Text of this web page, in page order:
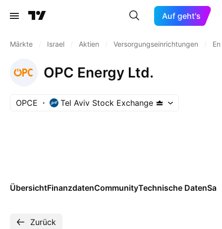
Auf geht's
Märkte Israel Aktien Versorgungseinrichtungen
OPC Energy Ltd.
OPCE Tel Aviv Stock Exchange
ÜbersichtFinanzdatenCommunityTechnische Daten
Zurück